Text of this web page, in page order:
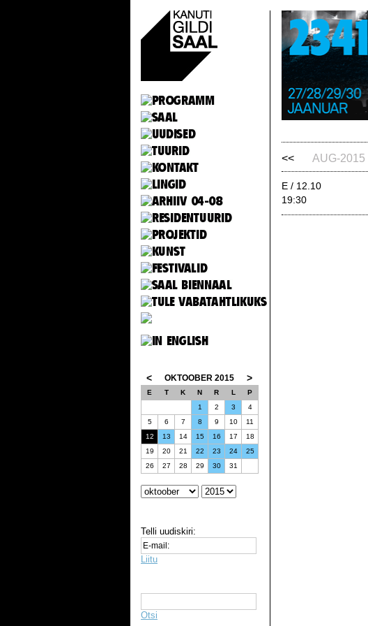
< OKTOOBER 2015 >
E T K N R L
P
1
2 3
4
5
6 7 8 9 10
11
12
13 14 15 16 17
18
19
20 21 22 23 24
25
26
27 28 29 30 31
Telli uudiskiri:
Liitu
Otsi
<< AUG-2015
E / 12.10
19:30